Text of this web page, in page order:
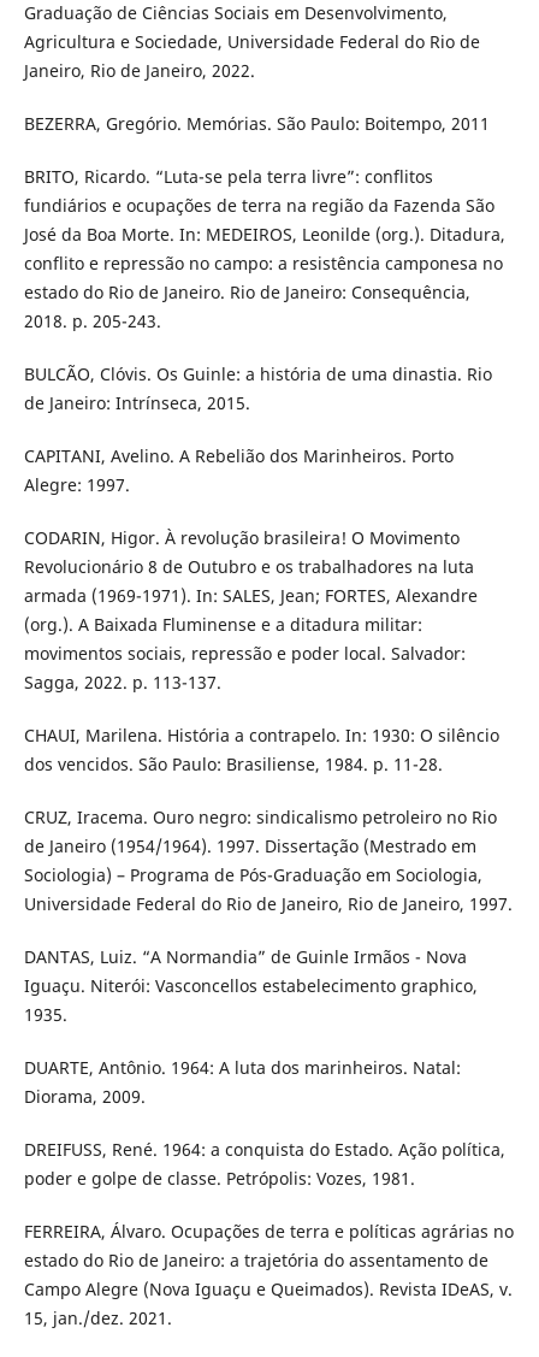
Graduação de Ciências Sociais em Desenvolvimento,
Agricultura e Sociedade, Universidade Federal do Rio de
Janeiro, Rio de Janeiro, 2022.
BEZERRA, Gregório. Memórias. São Paulo: Boitempo, 2011
BRITO, Ricardo. “Luta-se pela terra livre”: conflitos
fundiários e ocupações de terra na região da Fazenda São
José da Boa Morte. In: MEDEIROS, Leonilde (org.). Ditadura,
conflito e repressão no campo: a resistência camponesa no
estado do Rio de Janeiro. Rio de Janeiro: Consequência,
2018. p. 205-243.
BULCÃO, Clóvis. Os Guinle: a história de uma dinastia. Rio
de Janeiro: Intrínseca, 2015.
CAPITANI, Avelino. A Rebelião dos Marinheiros. Porto
Alegre: 1997.
CODARIN, Higor. À revolução brasileira! O Movimento
Revolucionário 8 de Outubro e os trabalhadores na luta
armada (1969-1971). In: SALES, Jean; FORTES, Alexandre
(org.). A Baixada Fluminense e a ditadura militar:
movimentos sociais, repressão e poder local. Salvador:
Sagga, 2022. p. 113-137.
CHAUI, Marilena. História a contrapelo. In: 1930: O silêncio
dos vencidos. São Paulo: Brasiliense, 1984. p. 11-28.
CRUZ, Iracema. Ouro negro: sindicalismo petroleiro no Rio
de Janeiro (1954/1964). 1997. Dissertação (Mestrado em
Sociologia) – Programa de Pós-Graduação em Sociologia,
Universidade Federal do Rio de Janeiro, Rio de Janeiro, 1997.
DANTAS, Luiz. “A Normandia” de Guinle Irmãos - Nova
Iguaçu. Niterói: Vasconcellos estabelecimento graphico,
1935.
DUARTE, Antônio. 1964: A luta dos marinheiros. Natal:
Diorama, 2009.
DREIFUSS, René. 1964: a conquista do Estado. Ação política,
poder e golpe de classe. Petrópolis: Vozes, 1981.
FERREIRA, Álvaro. Ocupações de terra e políticas agrárias no
estado do Rio de Janeiro: a trajetória do assentamento de
Campo Alegre (Nova Iguaçu e Queimados). Revista IDeAS, v.
15, jan./dez. 2021.